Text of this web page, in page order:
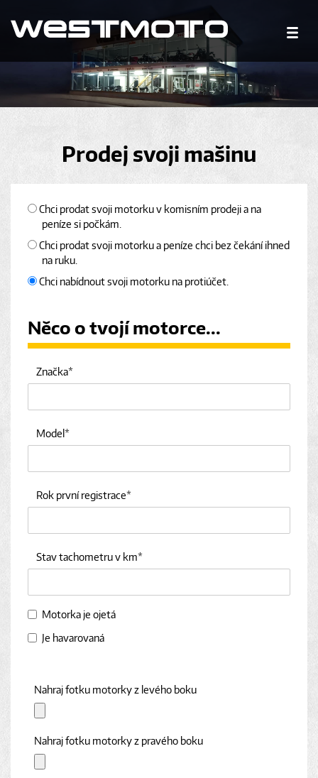
Prodej svoji mašinu
Chci prodat svoji motorku v komisním prodeji a na
peníze si počkám.
Chci prodat svoji motorku a peníze chci bez čekání ihned
na ruku.
Chci nabídnout svoji motorku na protiúčet.
Něco o tvojí motorce...
Značka
Model
Rok první registrace
Stav tachometru v km
Motorka je ojetá
Je havarovaná
Nahraj fotku motorky z levého boku
Nahraj fotku motorky z pravého boku